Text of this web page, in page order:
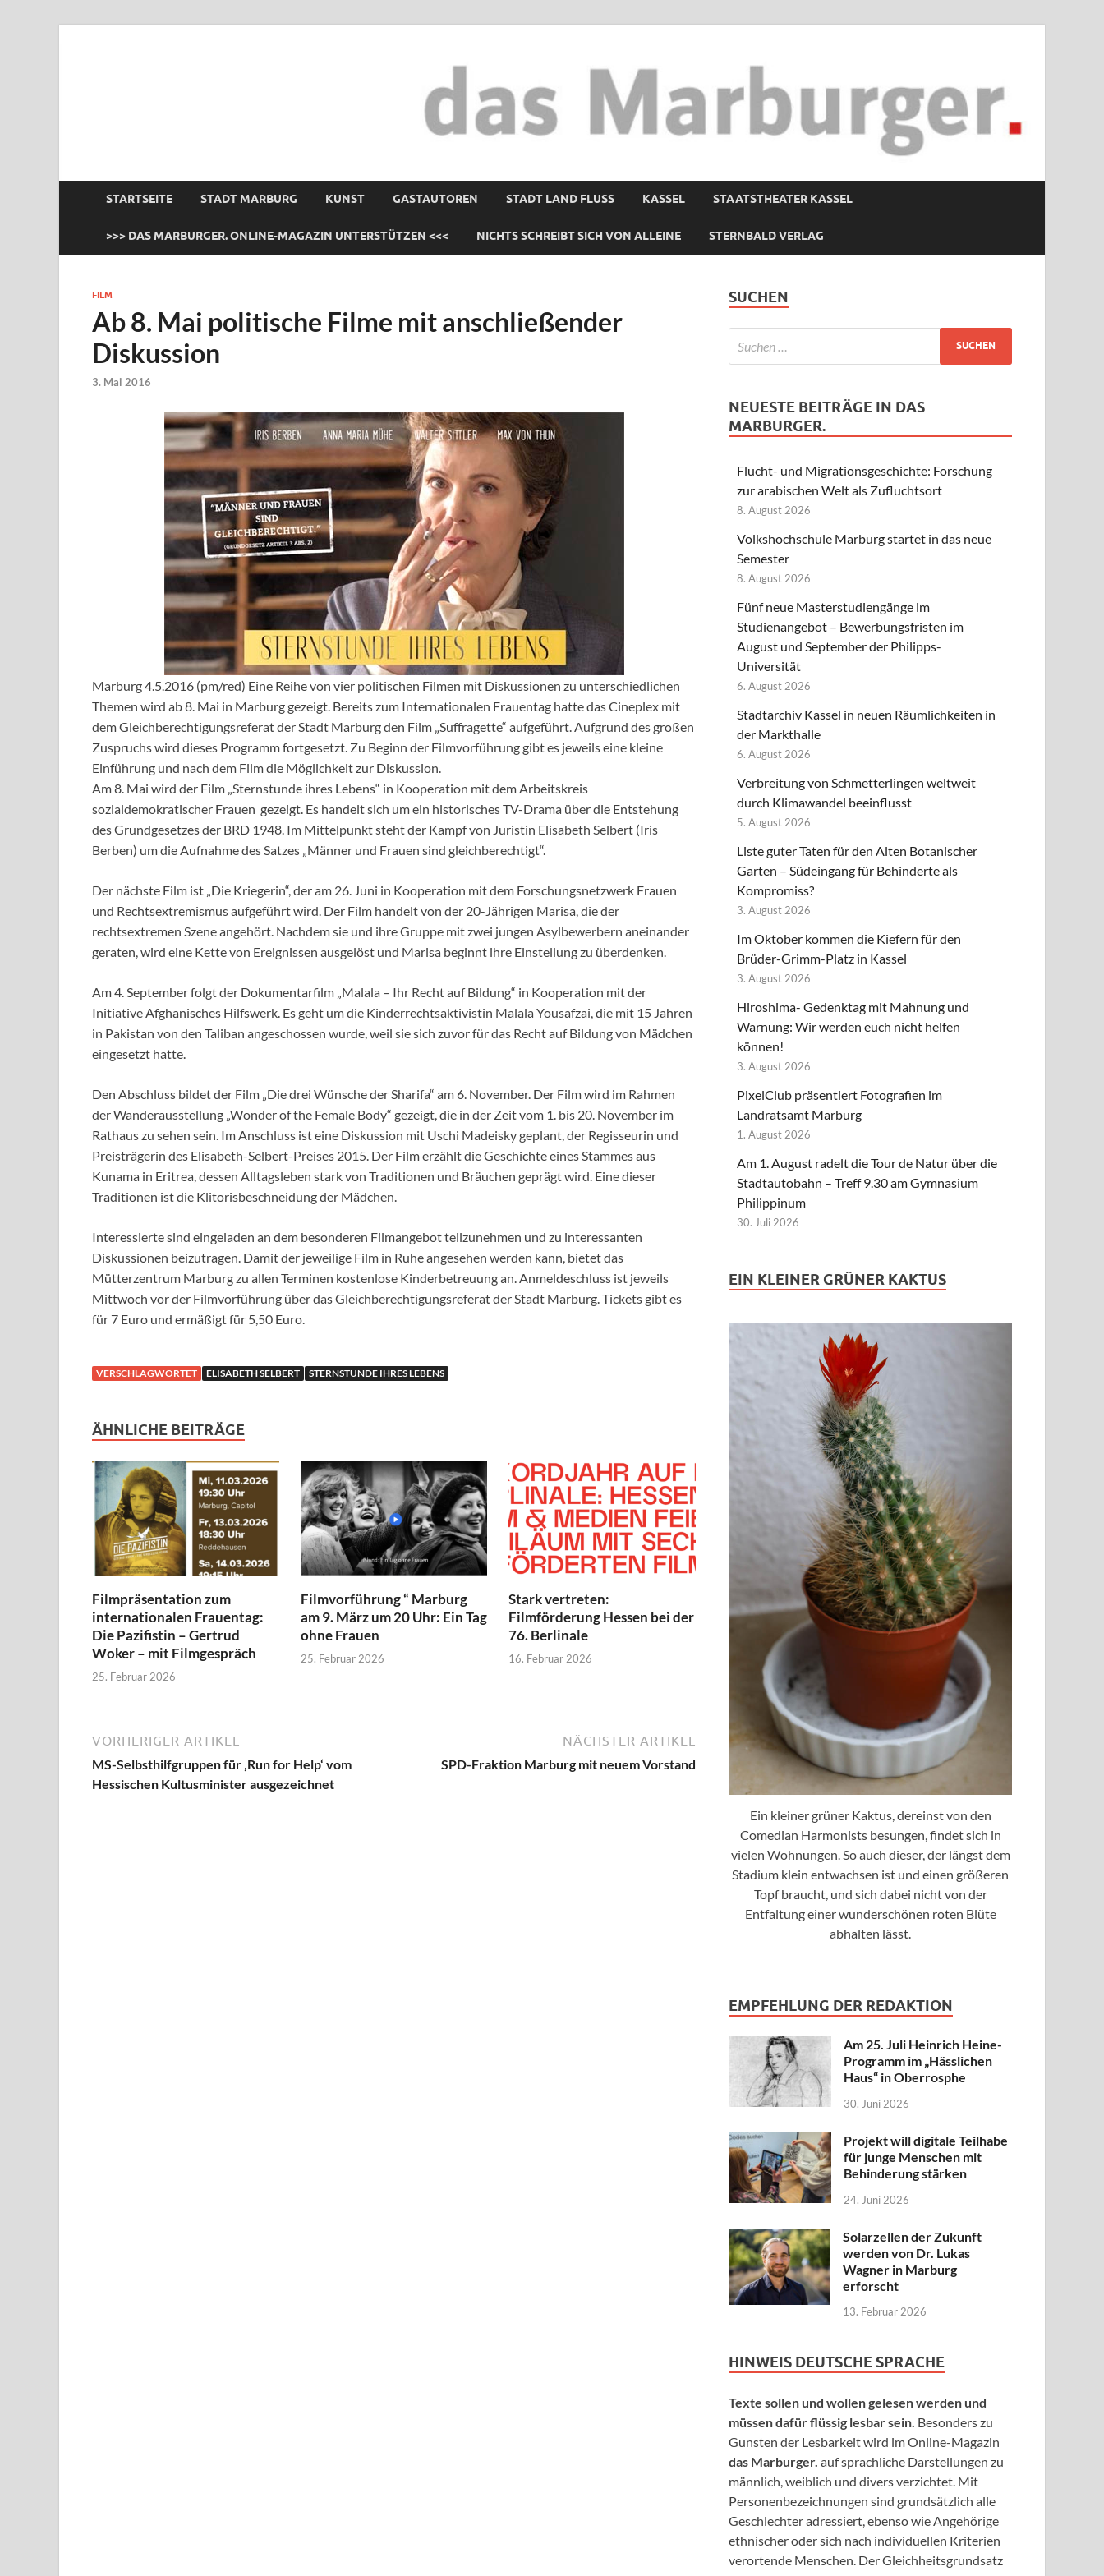
STARTSEITE STADT MARBURG KUNST GASTAUTOREN STADT LAND FLUSS KASSEL STAATSTHEATER KASSEL
>>> DAS MARBURGER. ONLINE-MAGAZIN UNTERSTÜTZEN <<< NICHTS SCHREIBT SICH VON ALLEINE STERNBALD VERLAG
FILM
Ab 8. Mai politische Filme mit anschließender
Diskussion
3. Mai 2016
Marburg 4.5.2016 (pm/red) Eine Reihe von vier politischen Filmen mit Diskussionen zu unterschiedlichen
Themen wird ab 8. Mai in Marburg gezeigt. Bereits zum Internationalen Frauentag hatte das Cineplex mit
dem Gleichberechtigungsreferat der Stadt Marburg den Film „Suffragette“ aufgeführt. Aufgrund des großen
Zuspruchs wird dieses Programm fortgesetzt. Zu Beginn der Filmvorführung gibt es jeweils eine kleine
Einführung und nach dem Film die Möglichkeit zur Diskussion.
Am 8. Mai wird der Film „Sternstunde ihres Lebens“ in Kooperation mit dem Arbeitskreis
sozialdemokratischer Frauen gezeigt. Es handelt sich um ein historisches TV-Drama über die Entstehung
des Grundgesetzes der BRD 1948. Im Mittelpunkt steht der Kampf von Juristin Elisabeth Selbert (Iris
Berben) um die Aufnahme des Satzes „Männer und Frauen sind gleichberechtigt“.
Der nächste Film ist „Die Kriegerin“, der am 26. Juni in Kooperation mit dem Forschungsnetzwerk Frauen
und Rechtsextremismus aufgeführt wird. Der Film handelt von der 20-Jährigen Marisa, die der
rechtsextremen Szene angehört. Nachdem sie und ihre Gruppe mit zwei jungen Asylbewerbern aneinander
geraten, wird eine Kette von Ereignissen ausgelöst und Marisa beginnt ihre Einstellung zu überdenken.
Am 4. September folgt der Dokumentarfilm „Malala – Ihr Recht auf Bildung“ in Kooperation mit der
Initiative Afghanisches Hilfswerk. Es geht um die Kinderrechtsaktivistin Malala Yousafzai, die mit 15 Jahren
in Pakistan von den Taliban angeschossen wurde, weil sie sich zuvor für das Recht auf Bildung von Mädchen
eingesetzt hatte.
Den Abschluss bildet der Film „Die drei Wünsche der Sharifa“ am 6. November. Der Film wird im Rahmen
der Wanderausstellung „Wonder of the Female Body“ gezeigt, die in der Zeit vom 1. bis 20. November im
Rathaus zu sehen sein. Im Anschluss ist eine Diskussion mit Uschi Madeisky geplant, der Regisseurin und
Preisträgerin des Elisabeth-Selbert-Preises 2015. Der Film erzählt die Geschichte eines Stammes aus
Kunama in Eritrea, dessen Alltagsleben stark von Traditionen und Bräuchen geprägt wird. Eine dieser
Traditionen ist die Klitorisbeschneidung der Mädchen.
Interessierte sind eingeladen an dem besonderen Filmangebot teilzunehmen und zu interessanten
Diskussionen beizutragen. Damit der jeweilige Film in Ruhe angesehen werden kann, bietet das
Mütterzentrum Marburg zu allen Terminen kostenlose Kinderbetreuung an. Anmeldeschluss ist jeweils
Mittwoch vor der Filmvorführung über das Gleichberechtigungsreferat der Stadt Marburg. Tickets gibt es
für 7 Euro und ermäßigt für 5,50 Euro.
VERSCHLAGWORTET ELISABETH SELBERT STERNSTUNDE IHRES LEBENS
ÄHNLICHE BEITRÄGE
Filmpräsentation zum
internationalen Frauentag:
Die Pazifistin – Gertrud
Woker – mit Filmgespräch
25. Februar 2026
Filmvorführung “ Marburg
am 9. März um 20 Uhr: Ein Tag
ohne Frauen
25. Februar 2026
Stark vertreten:
Filmförderung Hessen bei der
76. Berlinale
16. Februar 2026
VORHERIGER ARTIKEL
MS-Selbsthilfgruppen für ‚Run for Help‘ vom
Hessischen Kultusminister ausgezeichnet
NÄCHSTER ARTIKEL
SPD-Fraktion Marburg mit neuem Vorstand
SUCHEN
NEUESTE BEITRÄGE IN DAS
MARBURGER.
Flucht- und Migrationsgeschichte: Forschung
zur arabischen Welt als Zufluchtsort
8. August 2026
Volkshochschule Marburg startet in das neue
Semester
8. August 2026
Fünf neue Masterstudiengänge im
Studienangebot – Bewerbungsfristen im
August und September der Philipps-
Universität
6. August 2026
Stadtarchiv Kassel in neuen Räumlichkeiten in
der Markthalle
6. August 2026
Verbreitung von Schmetterlingen weltweit
durch Klimawandel beeinflusst
5. August 2026
Liste guter Taten für den Alten Botanischer
Garten – Südeingang für Behinderte als
Kompromiss?
3. August 2026
Im Oktober kommen die Kiefern für den
Brüder-Grimm-Platz in Kassel
3. August 2026
Hiroshima- Gedenktag mit Mahnung und
Warnung: Wir werden euch nicht helfen
können!
3. August 2026
PixelClub präsentiert Fotografien im
Landratsamt Marburg
1. August 2026
Am 1. August radelt die Tour de Natur über die
Stadtautobahn – Treff 9.30 am Gymnasium
Philippinum
30. Juli 2026
EIN KLEINER GRÜNER KAKTUS
Ein kleiner grüner Kaktus, dereinst von den
Comedian Harmonists besungen, findet sich in
vielen Wohnungen. So auch dieser, der längst dem
Stadium klein entwachsen ist und einen größeren
Topf braucht, und sich dabei nicht von der
Entfaltung einer wunderschönen roten Blüte
abhalten lässt.
EMPFEHLUNG DER REDAKTION
Am 25. Juli Heinrich Heine-
Programm im „Hässlichen
Haus“ in Oberrosphe
30. Juni 2026
Projekt will digitale Teilhabe
für junge Menschen mit
Behinderung stärken
24. Juni 2026
Solarzellen der Zukunft
werden von Dr. Lukas
Wagner in Marburg
erforscht
13. Februar 2026
HINWEIS DEUTSCHE SPRACHE
Texte sollen und wollen gelesen werden und
müssen dafür flüssig lesbar sein. Besonders zu
Gunsten der Lesbarkeit wird im Online-Magazin
das Marburger. auf sprachliche Darstellungen zu
männlich, weiblich und divers verzichtet. Mit
Personenbezeichnungen sind grundsätzlich alle
Geschlechter adressiert, ebenso wie Angehörige
ethnischer oder sich nach individuellen Kriterien
verortende Menschen. Der Gleichheitsgrundsatz